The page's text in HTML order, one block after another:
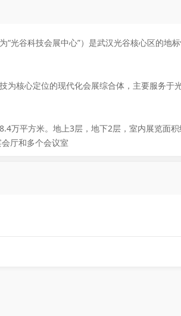
“光谷科技会展中心”）是武汉光谷核心区的地
为核心定位的现代化会展综合体，主要服务于
万平方米。地上3层，地下2层，室内展览面
厅和多个会议室